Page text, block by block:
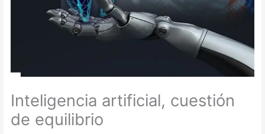
Inteligencia artificial, cuestión
de equilibrio